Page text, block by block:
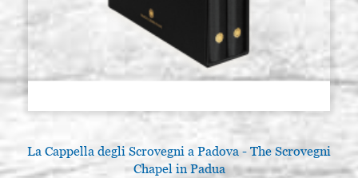
La Cappella degli Scrovegni a Padova - The Scrovegni
Chapel in Padua